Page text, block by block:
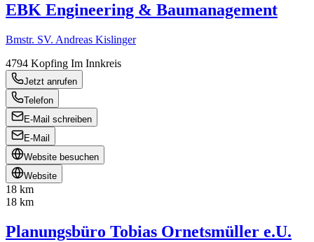
EBK Engineering & Baumanagement
Bmstr. SV. Andreas Kislinger
4794 Kopfing Im Innkreis
Jetzt anrufen
Telefon
E-Mail schreiben
E-Mail
Website besuchen
Website
18 km
18 km
Planungsbüro Tobias Ornetsmüller e.U.